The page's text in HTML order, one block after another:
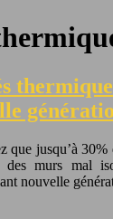
que jusqu’à
des murs mal
nouvelle